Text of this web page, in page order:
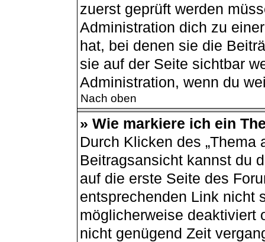
zuerst geprüft werden
Administration dich zu
hat, bei denen sie die
sie auf der Seite sichtbar
Administration, wenn du
Nach oben
» Wie markiere ich ein
Durch Klicken des „Thema
Beitragsansicht kannst du
auf die erste Seite des
entsprechenden Link nicht
möglicherweise deaktiviert
nicht genügend Zeit